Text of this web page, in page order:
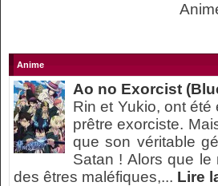
Anime
Ao no Exorcist
Rin et Yukio, ont
prêtre exorciste.
que son véritable
Satan ! Alors que
des êtres maléfiques,... Lire